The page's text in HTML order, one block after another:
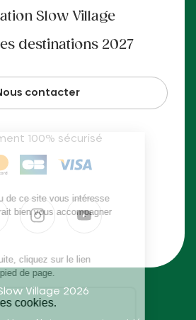
Slow Village
destinations 2027
contacter
100% sécurisé
Village 2026